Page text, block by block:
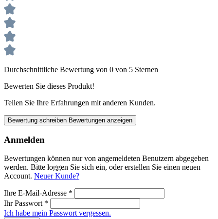
Durchschnittliche Bewertung von 0 von 5 Sternen
Bewerten Sie dieses Produkt!
Teilen Sie Ihre Erfahrungen mit anderen Kunden.
Bewertung schreiben Bewertungen anzeigen
Anmelden
Bewertungen können nur von angemeldeten Benutzern abgegeben
werden. Bitte loggen Sie sich ein, oder erstellen Sie einen neuen
Account. Neuer Kunde?
Ihre E-Mail-Adresse *
Ihr Passwort *
Ich habe mein Passwort vergessen.